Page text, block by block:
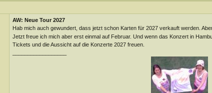
AW: Neue Tour 2027
Hab mich auch gewundert, dass jetzt schon Karten für 2027 verkauft werden.
Jetzt freue ich mich aber erst einmal auf Februar. Und wenn das Konzert in
Tickets und die Aussicht auf die Konzerte 2027 freuen.